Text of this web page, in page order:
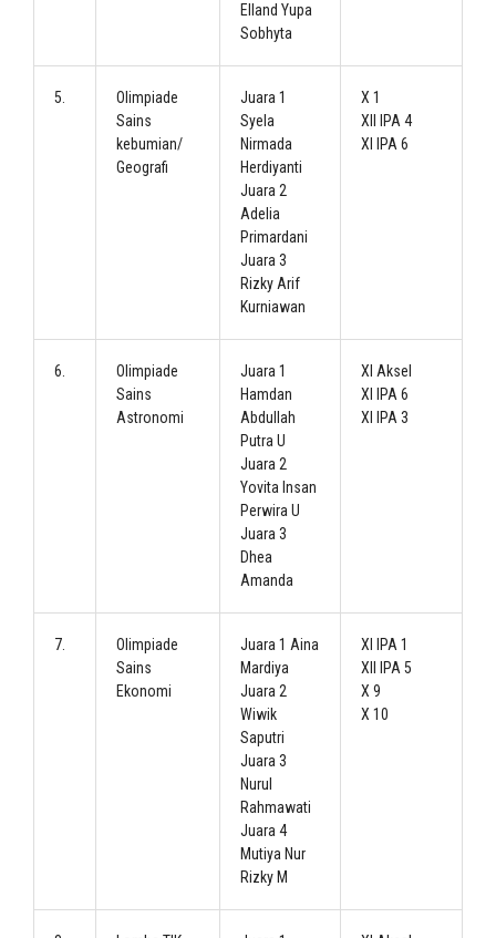
Elland Yupa
Sobhyta
5.
Olimpiade
Sains
kebumian/
Geografi
Juara 1
Syela
Nirmada
Herdiyanti
Juara 2
Adelia
Primardani
Juara 3
Rizky Arif
Kurniawan
X 1
XII IPA 4
XI IPA 6
6.
Olimpiade
Sains
Astronomi
Juara 1
Hamdan
Abdullah
Putra U
Juara 2
Yovita Insan
Perwira U
Juara 3
Dhea
Amanda
XI Aksel
XI IPA 6
XI IPA 3
7.
Olimpiade
Sains
Ekonomi
Juara 1 Aina
Mardiya
Juara 2
Wiwik
Saputri
Juara 3
Nurul
Rahmawati
Juara 4
Mutiya Nur
Rizky M
XI IPA 1
XII IPA 5
X 9
X 10